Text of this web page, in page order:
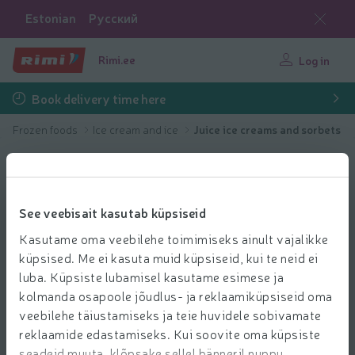
See veebisait kasutab küpsiseid
Kasutame oma veebilehe toimimiseks ainult vajalikke
küpsised. Me ei kasuta muid küpsiseid, kui te neid ei
luba. Küpsiste lubamisel kasutame esimese ja
kolmanda osapoole jõudlus- ja reklaamiküpsiseid oma
veebilehe täiustamiseks ja teie huvidele sobivamate
reklaamide edastamiseks. Kui soovite oma küpsiste
Estonian Русский
Rimi.ee Log in
Book delivery time here
Frozen foods Ice cream and ice Juice ice creams and sorbets